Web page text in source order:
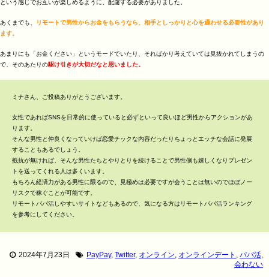
という感じでお互いが楽しめるように、配慮する必要がありました。
あくまでも、
リモートで男性からお金をもらうなら、相手としっかりと心を通わせる必要性があり
ます。
あまりにも「お金ください」というモードでいたり、そればかり考えていては見抜かれてしまうの
で、そのあたりの駆け引きが大切だなと思いました。
ミナさん、ご投稿ありがとうございます。
女性であればSNSを日常的に使っていると必ずといって良いほど男性からアクションがあ
ります。
そんな男性と仲良くなっていけば恋愛チックな内容だったりちょっとエッチな会話に発展
することもあるでしょう。
抵抗が無ければ、そんな男性たちとやりとりを続けることで男性側も嬉しくなりプレゼン
トを送ってくれる人は多くいます。
もちろん経済力がある男性に限るので、見極めは必要ですが会うことは無いのでほぼノー
リスクで稼ぐことが可能です。
リモートパパ活しやすいサイトなどもあるので、気になる方はリモートパパ活ランキング
を参考にしてください。
2024年7月23日 PayPay, Twitter, オンライン, オンラインデート , パパ活,
会わない